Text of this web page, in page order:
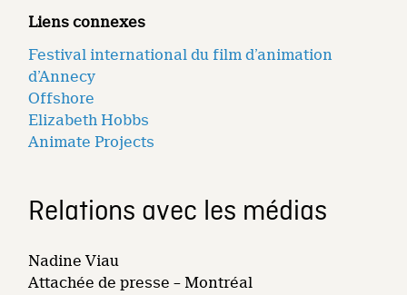
Liens connexes
Festival international du film d’animation
d’Annecy
Offshore
Elizabeth Hobbs
Animate Projects
Relations avec les médias
Nadine Viau
Attachée de presse – Montréal